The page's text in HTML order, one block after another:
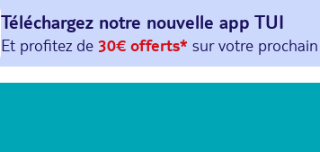
Téléchargez notre nouvelle app TUI
Et profitez de 30€ offerts*sur votreprochain
avec le code : HAPPYAPP